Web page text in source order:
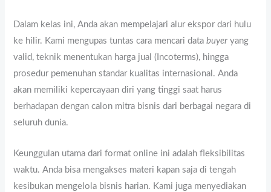
Dalam kelas ini, Anda akan mempelajari alur ekspor dari hulu
ke hilir. Kami mengupas tuntas cara mencari databuyeryang
valid, teknik menentukan harga jual (Incoterms), hingga
prosedur pemenuhan standar kualitas internasional. Anda
akan memiliki kepercayaan diri yang tinggi saat harus
berhadapan dengan calon mitra bisnis dari berbagai negara di
seluruh dunia.
Keunggulan utama dari format online ini adalah fleksibilitas
waktu. Anda bisa mengakses materi kapan saja di tengah
kesibukan mengelola bisnis harian. Kami juga menyediakan